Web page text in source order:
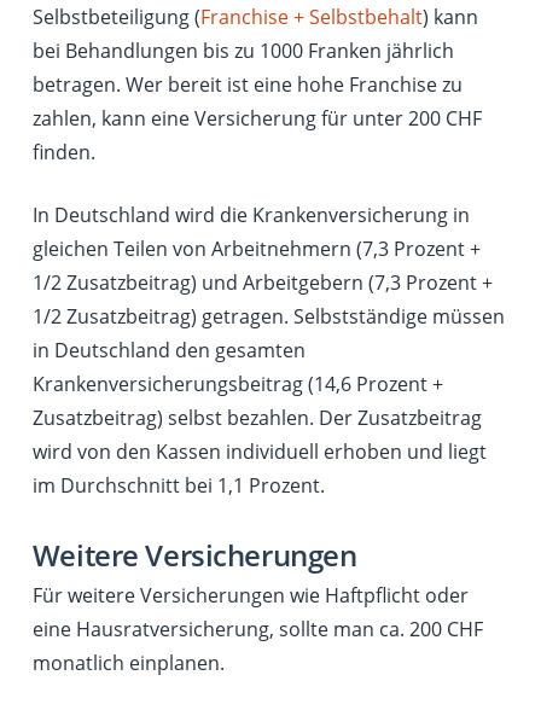
Selbstbeteiligung (Franchise + Selbstbehalt) kann
bei Behandlungen bis zu 1000 Franken jährlich
betragen. Wer bereit ist eine hohe Franchise zu
zahlen, kann eine Versicherung für unter 200 CHF
finden.
In Deutschland wird die Krankenversicherung in
gleichen Teilen von Arbeitnehmern (7,3 Prozent +
1/2 Zusatzbeitrag) und Arbeitgebern (7,3 Prozent +
1/2 Zusatzbeitrag) getragen. Selbstständige müssen
in Deutschland den gesamten
Krankenversicherungsbeitrag (14,6 Prozent +
Zusatzbeitrag) selbst bezahlen. Der Zusatzbeitrag
wird von den Kassen individuell erhoben und liegt
im Durchschnitt bei 1,1 Prozent.
Weitere Versicherungen
Für weitere Versicherungen wie Haftpflicht oder
eine Hausratversicherung, sollte man ca. 200 CHF
monatlich einplanen.